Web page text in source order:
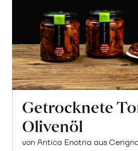
Getrocknete
Olivenöl
von Antica Enotria aus